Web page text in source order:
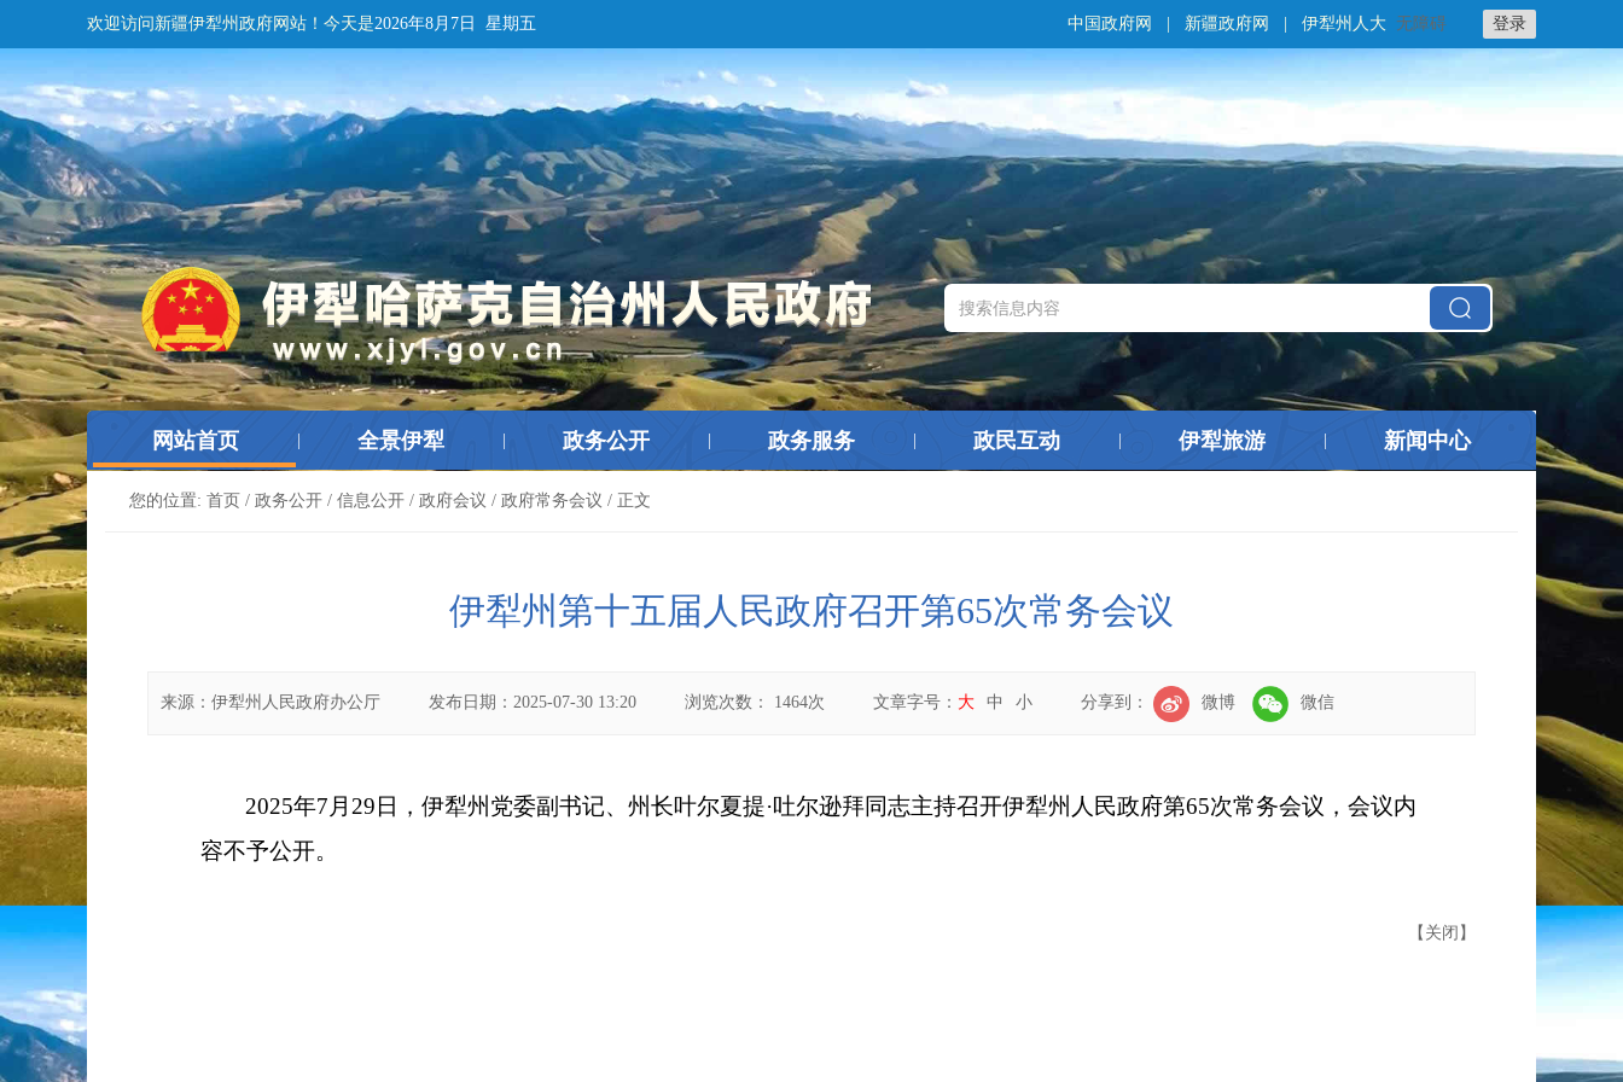
欢迎访问新疆伊犁州政府网站！ 今天是2026年8月7日 星期五 登录
无障碍
中国政府网 新疆政府网 伊犁州人大
网站首页 全景伊犁 政务公开 政务服务 政民互动 伊犁旅游 新闻中心
您的位置: 首页 / 政务公开 / 信息公开 / 政府会议 / 政府常务会议 / 正文
伊犁州第十五届人民政府召开第65次常务会议
来源： 伊犁州人民政府办公厅 发布日期： 2025-07-30 13:20 浏览次数： 1464次 文章字号： 大 中 小 分享到： 微博 微信
2025年7 月29日，伊犁州党委副书记、州长叶尔夏提·吐尔逊拜同志主持召开伊犁州人民政府第65次常务会议，会议内
容不予公开。
【 关闭 】